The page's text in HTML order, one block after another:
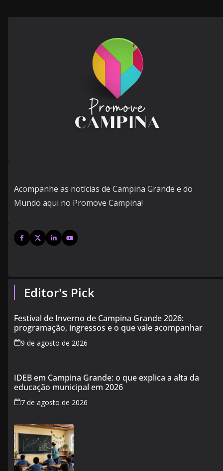
Acompanhe as notícias de Campina Grande e do
Mundo aqui no Promove Campina!
Editor's Pick
Festival de Inverno de Campina Grande 2026:
programação, ingressos e o que vale acompanhar
9 de agosto de 2026
IDEB em Campina Grande: o que explica a alta da
educação municipal em 2026
7 de agosto de 2026